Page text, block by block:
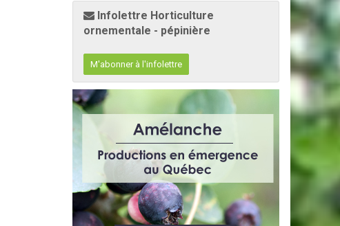
Infolettre Horticulture
ornementale - pépinière
M'abonner à l'infolettre